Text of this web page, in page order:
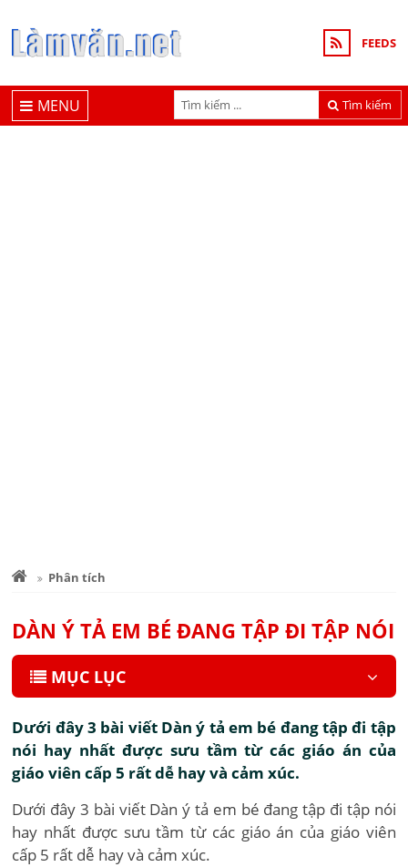
FEEDS
Tìm kiếm
MENU
Phân tích
DÀN Ý TẢ EM BÉ ĐANG TẬP ĐI TẬP NÓI
MỤC LỤC
Dưới đây 3 bài viết Dàn ý tả em bé đang tập đi tập
nói hay nhất được sưu tầm từ các giáo án của
giáo viên cấp 5 rất dễ hay và cảm xúc.
Dưới đây 3 bài viết Dàn ý tả em bé đang tập đi tập nói
hay nhất được sưu tầm từ các giáo án của giáo viên
cấp 5 rất dễ hay và cảm xúc.